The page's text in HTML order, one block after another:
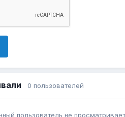
0 пользователей
пользователь не